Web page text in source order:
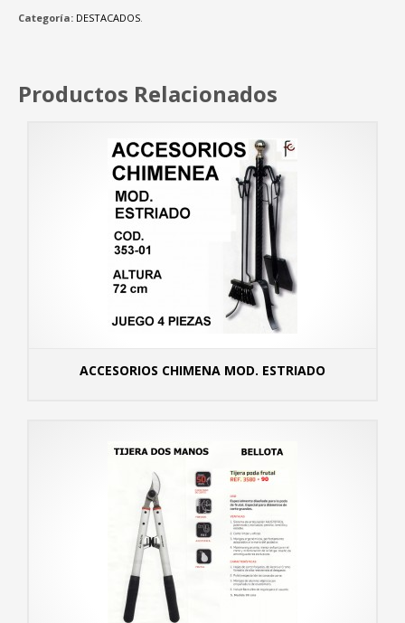
Categoría: DESTACADOS.
Productos Relacionados
ACCESORIOS CHIMENA MOD. ESTRIADO